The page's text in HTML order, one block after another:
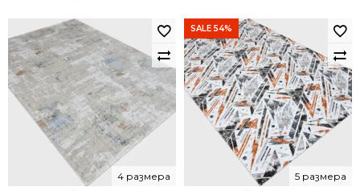
4 размера
SALE 54%
5 размера